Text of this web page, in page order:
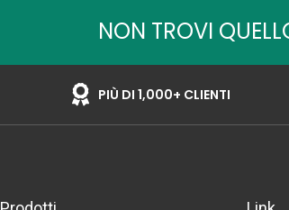
NON TROVI
PIÙ DI 1,000+ CLIENTI